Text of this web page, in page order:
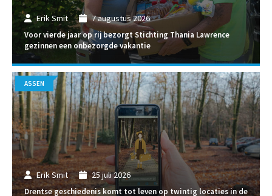
Erik Smit 7 augustus 2026
Voor vierde jaar op rij bezorgt Stichting Thania Lawrence
gezinnen een onbezorgde vakantie
Erik Smit 25 juli 2026
Drentse geschiedenis komt tot leven op twintig locaties in de
ASSEN